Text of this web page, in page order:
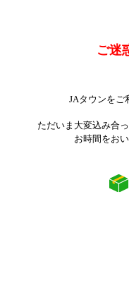
ご迷
JAタウンをご
ただいま大変込み合
お時間をお